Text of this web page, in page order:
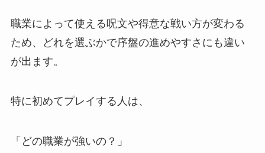
職業によって使える呪文や得意な戦い方が変わる
ため、どれを選ぶかで序盤の進めやすさにも違い
が出ます。
特に初めてプレイする人は、
「どの職業が強いの？」